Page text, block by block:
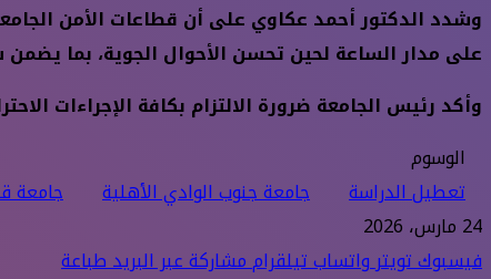
وشدد الدكتور أحمد عكاوي على أن قطاعات الأمن
على مدار الساعة لحين تحسن الأحوال الجوية، بما يضمن
وأكد رئيس الجامعة ضرورة الالتزام بكافة الإجراءات
الوسوم
تعطيل الدراسة
جامعة جنوب الوادي الأهلية
جامعة
24 مارس، 2026
فيسبوكتويتر واتسابتيلقراممشاركة عبر البريدطباعة